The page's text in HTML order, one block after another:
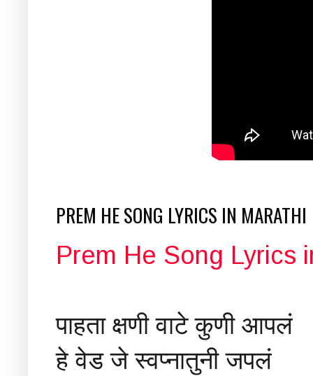
PREM HE SONG LYRICS IN MARATHI
Prem He Song Lyrics
पाहता क्षणी वाटे कुणी आपलं
हे वेड जे स्वप्नातुनी जपलं